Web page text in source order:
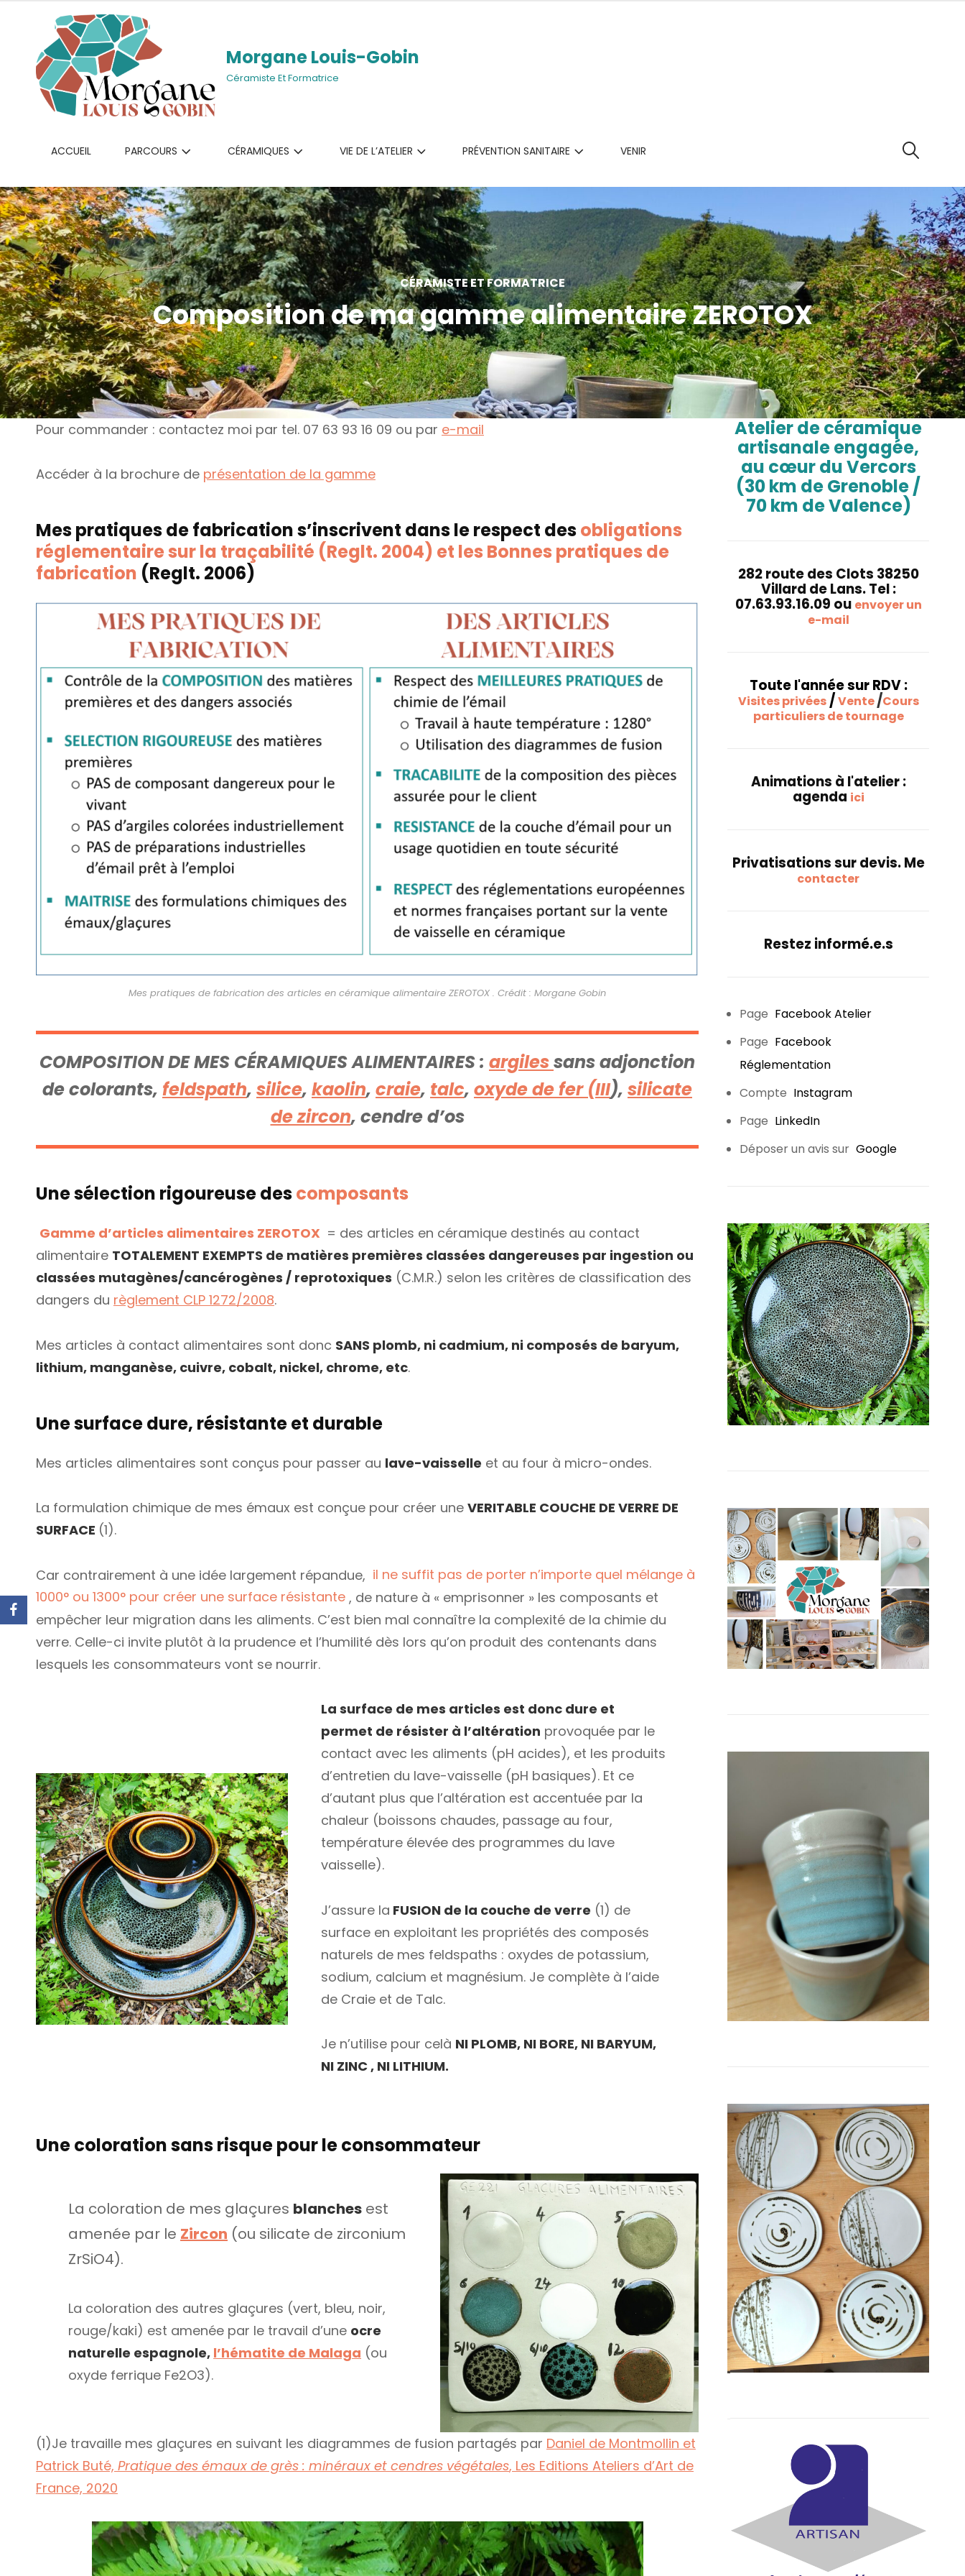
Morgane Louis-Gobin
Céramiste Et Formatrice
ACCUEIL PARCOURS CÉRAMIQUES VIE DE L’ATELIER PRÉVENTION SANITAIRE VENIR
CÉRAMISTE ET FORMATRICE
Composition de ma gamme alimentaire ZEROTOX
Pour commander : contactez moi par tel. 07 63 93 16 09 ou par e-mail
Accéder à la brochure de présentation de la gamme
Mes pratiques de fabrication s’inscrivent dans le respect desobligations
réglementaire sur la traçabilité (Reglt. 2004) et les Bonnes pratiques de
fabrication (Reglt. 2006)
Mes pratiques de fabrication des articles en céramique alimentaire ZEROTOX . Crédit : Morgane Gobin
COMPOSITION DE MES CÉRAMIQUES ALIMENTAIRES : argilessans adjonction
de colorants, feldspath, silice, kaolin, craie, talc, oxyde de fer (III), silicate
de zircon, cendre d’os
Une sélection rigoureuse descomposants
Gamme d’articles alimentaires ZEROTOX = des articles en céramique destinés au contact
alimentaire TOTALEMENT EXEMPTS de matières premières classées dangereuses par ingestion ou
classées mutagènes/cancérogènes / reprotoxiques (C.M.R.) selon les critères de classification des
dangers du règlement CLP 1272/2008.
Mes articles à contact alimentaires sont donc SANS plomb, ni cadmium, ni composés de baryum,
lithium, manganèse, cuivre, cobalt, nickel, chrome, etc.
Une surface dure, résistante et durable
Mes articles alimentaires sont conçus pour passer au lave-vaisselle et au four à micro-ondes.
La formulation chimique de mes émaux est conçue pour créer une VERITABLE COUCHE DE VERRE DE
SURFACE (1).
Car contrairement à une idée largement répandue, il ne suffit pas de porter n’importe quel mélange à
1000° ou 1300° pour créer une surface résistante , de nature à « emprisonner » les composants et
empêcher leur migration dans les aliments. C’est bien mal connaître la complexité de la chimie du
verre. Celle-ci invite plutôt à la prudence et l’humilité dès lors qu’on produit des contenants dans
lesquels les consommateurs vont se nourrir.
La surface de mes articles est donc dure et
permet de résister à l’altération provoquée par le
contact avec les aliments (pH acides), et les produits
d’entretien du lave-vaisselle (pH basiques). Et ce
d’autant plus que l’altération est accentuée par la
chaleur (boissons chaudes, passage au four,
température élevée des programmes du lave
vaisselle).
J’assure la FUSION de la couche de verre (1) de
surface en exploitant les propriétés des composés
naturels de mes feldspaths : oxydes de potassium,
sodium, calcium et magnésium. Je complète à l’aide
de Craie et de Talc.
Je n’utilise pour celà NI PLOMB, NI BORE, NI BARYUM,
NI ZINC , NI LITHIUM.
Une coloration sans risque pour le consommateur
La coloration de mes glaçures blanches est
amenée par le Zircon (ou silicate de zirconium
ZrSiO4).
La coloration des autres glaçures (vert, bleu, noir,
rouge/kaki) est amenée par le travail d’une ocre
naturelle espagnole, l’hématite de Malaga (ou
oxyde ferrique Fe2O3).
(1)Je travaille mes glaçures en suivant les diagrammes de fusion partagés par Daniel de Montmollin et
Patrick Buté, Pratique des émaux de grès : minéraux et cendres végétales, Les Editions Ateliers d’Art de
France, 2020
Atelier de céramique
artisanale engagée,
au cœur du Vercors
(30 km de Grenoble /
70 km de Valence)
282 route des Clots 38250
Villard de Lans. Tel :
07.63.93.16.09 ou envoyer un
e-mail
Toute l'année sur RDV :
Visites privées/Vente/Cours
particuliers de tournage
Animations à l'atelier :
agenda ici
Privatisations sur devis. Me
contacter
Restez informé.e.s
Page Facebook Atelier
Page Facebook
Réglementation
Compte Instagram
Page LinkedIn
Déposer un avis sur Google